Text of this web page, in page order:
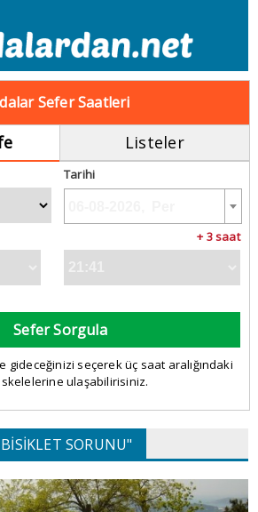
Sefer Saatleri
Listeler
Tarihi
+ 3 saat
Sefer Sorgula
gideceğinizi seçerek üç saat aralığındaki
ulaşabilirisiniz.
SORUNU"